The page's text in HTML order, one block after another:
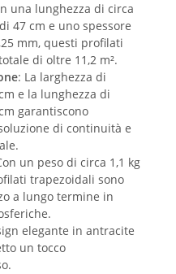
una lunghezza di circa
47 cm e uno spessore
mm, questi profilati
di oltre 11,2 m².
: La larghezza di
e la lunghezza di
garantiscono
di continuità e
un peso di circa 1,1 kg
trapezoidali sono
a lungo termine in
elegante in antracite
un tocco